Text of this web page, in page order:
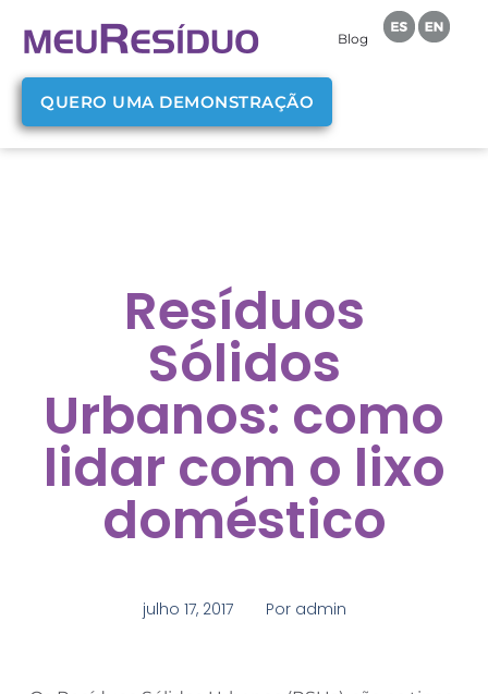
Blog
QUERO UMA DEMONSTRAÇÃO
Resíduos
Sólidos
Urbanos: como
lidar com o lixo
doméstico
julho 17, 2017 Poradmin